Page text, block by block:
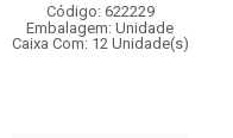
Código: 622229
Embalagem: Unidade
Caixa Com: 12 Unidade(s)